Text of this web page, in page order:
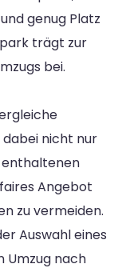
genug Platz
trägt zur
bei.
nicht nur
enthaltenen
Angebot
zu vermeiden.
Auswahl eines
Umzug nach